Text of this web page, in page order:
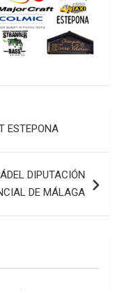
ESTEPONA
DIPUTACIÓN
DE MÁLAGA